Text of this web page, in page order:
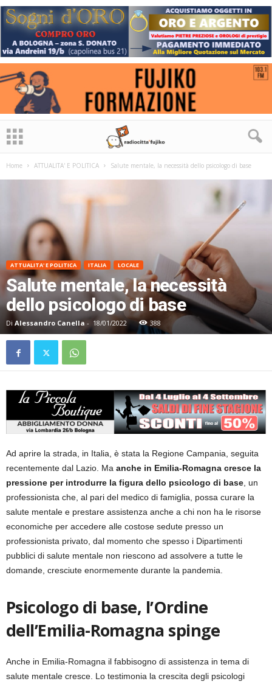
Home ATTUALITA' E POLITICA Salute mentale, la necessità dello psicologo di base
ATTUALITA' E POLITICA ITALIA LOCALE
Salute mentale, la necessità
dello psicologo di base
Di Alessandro Canella - 18/01/2022 388
Ad aprire la strada, in Italia, è stata la Regione Campania, seguita
recentemente dal Lazio. Ma anche in Emilia-Romagna cresce la
pressione per introdurre la figura dello psicologo di base, un
professionista che, al pari del medico di famiglia, possa curare la
salute mentale e prestare assistenza anche a chi non ha le risorse
economiche per accedere alle costose sedute presso un
professionista privato, dal momento che spesso i Dipartimenti
pubblici di salute mentale non riescono ad assolvere a tutte le
domande, cresciute enormemente durante la pandemia.
Psicologo di base, l’Ordine
dell’Emilia-Romagna spinge
Anche in Emilia-Romagna il fabbisogno di assistenza in tema di
salute mentale cresce. Lo testimonia la crescita degli psicologi